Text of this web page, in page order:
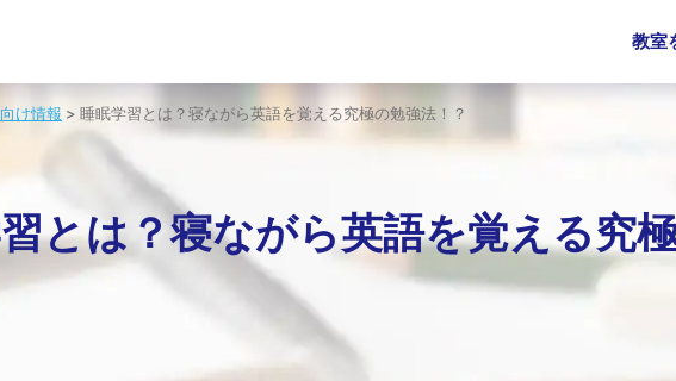
教室
け情報 > 睡眠学習とは？寝ながら英語を覚える究極の勉強法！？
とは？寝ながら英語を覚える究